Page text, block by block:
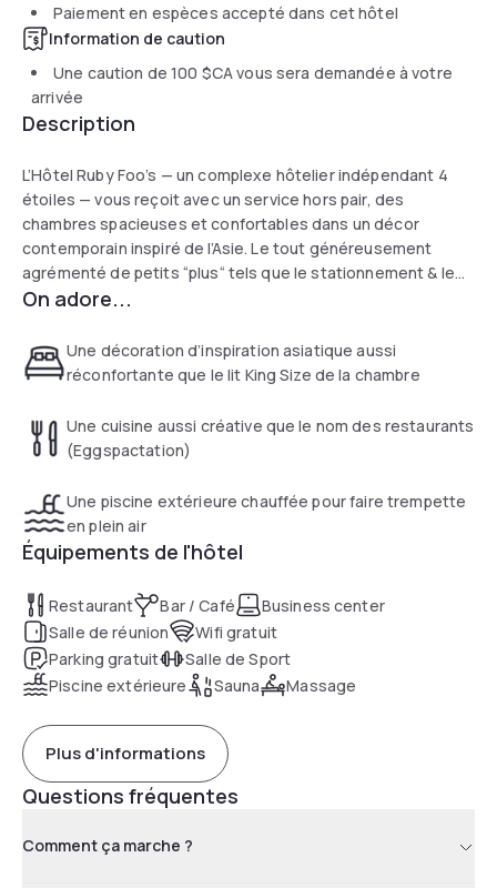
Paiement en espèces accepté dans cet hôtel
Information de caution
Une caution de100 $CA vous sera demandée à votre
arrivée
Description
L’Hôtel Ruby Foo’s — un complexe hôtelier indépendant 4
étoiles — vous reçoit avec un service hors pair, des
chambres spacieuses et confortables dans un décor
contemporain inspiré de l’Asie. Le tout généreusement
agrémenté de petits “plus“ tels que le stationnement & le
Wi-Fi gratuits, des peignoirs douillets, une literie et des
Entamez délicieusement votre journée chez
EGGSPECTATION et terminez-la tout en saveurs au
regorge de services uniques tels qu’un centre
d’entrainement ouvert 24/7, une piscine extérieure
maison — pour ne nommer que ceux-là !— alors, ne manquez
pas l’occasion de vous imprégner de l’expérience Ruby
Foo’s.
Numéro d’établissement d’hébergement: 572865
On adore...
Une décoration d’inspiration asiatique aussi
réconfortante que le lit King Size de la chambre
Une cuisine aussi créative que le nom des restaurants
(Eggspactation)
Une piscine extérieure chauffée pour faire trempette
en plein air
Équipements de l'hôtel
Restaurant Bar / Café
Business center
Salle de réunion
Wifi gratuit
Parking gratuit
Salle de Sport
Piscine extérieure
Sauna Massage
Plus d'informations
Questions fréquentes
Comment ça marche ?